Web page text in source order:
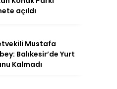
açıldı
Mustafa
Balıkesir’de Yurt
Kalmadı